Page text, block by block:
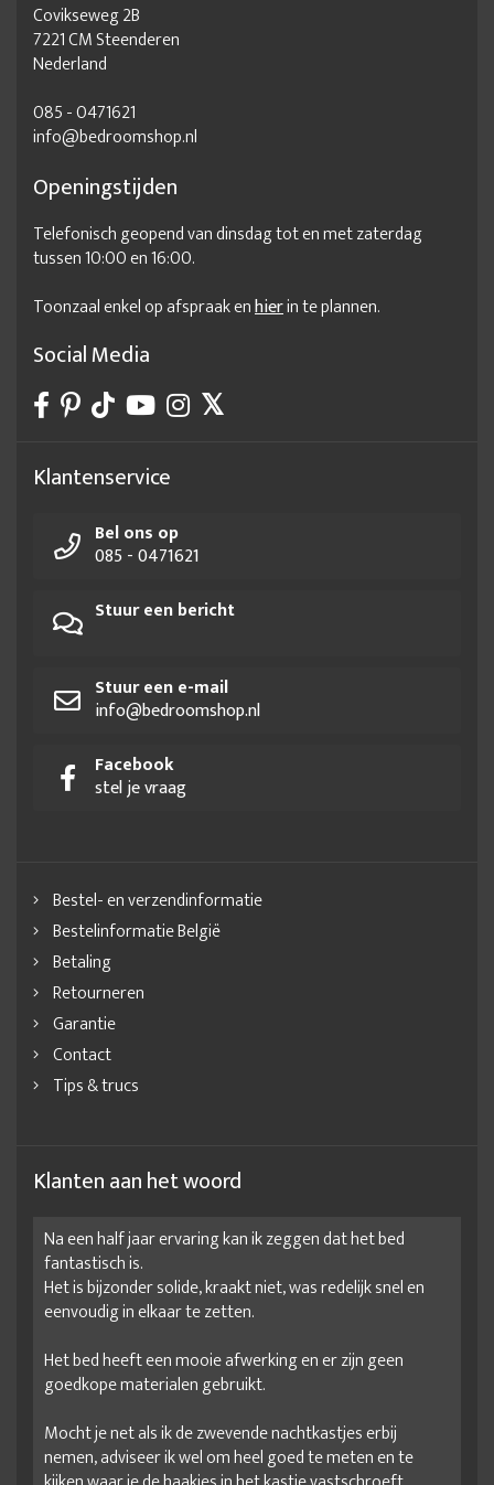
Covikseweg 2B
7221 CM Steenderen
Nederland
085 - 0471621
info@bedroomshop.nl
Openingstijden
Telefonisch geopend van dinsdag tot en met zaterdag
tussen 10:00 en 16:00.
Toonzaal enkel op afspraak enhierin te plannen.
Social Media
Klantenservice
Bel ons op
085 - 0471621
Stuur een bericht
Stuur een e-mail
info@bedroomshop.nl
Facebook
stel je vraag
Bestel- en verzendinformatie
Bestelinformatie België
Betaling
Retourneren
Garantie
Contact
Tips & trucs
Klanten aan het woord
Na een half jaar ervaring kan ik zeggen dat het bed
fantastisch is.
Het is bijzonder solide, kraakt niet, was redelijk snel en
eenvoudig in elkaar te zetten.
Het bed heeft een mooie afwerking en er zijn geen
goedkope materialen gebruikt.
Mocht je net als ik de zwevende nachtkastjes erbij
nemen, adviseer ik wel om heel goed te meten en te